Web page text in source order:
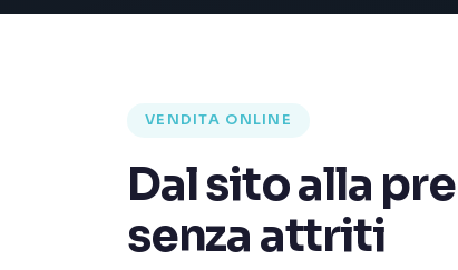
VENDITA ONLINE
Dal sito alla
senza attriti